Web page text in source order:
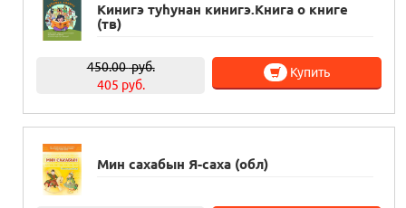
Кинигэ туhунан кинигэ.Книга о книге
(тв)
450.00руб.
405 руб.
Купить
Мин сахабын Я-саха (обл)